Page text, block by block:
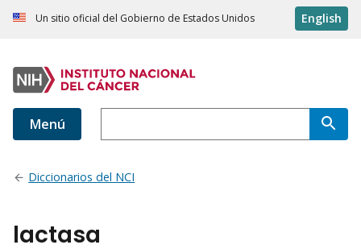
Un sitio oficial del Gobierno de Estados Unidos English
Menú
Diccionarios del NCI
lactasa